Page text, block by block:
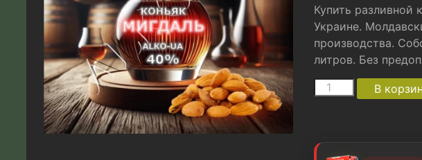
пользовател
ей
Купить разливной
Украине.
производства.
литров. Без
Количество
товара
5л
В